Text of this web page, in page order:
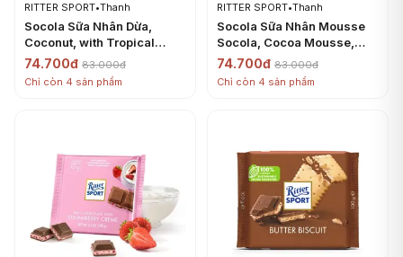
RITTER SPORT•Thanh
Socola Sữa Nhân Dừa,
Coconut, with Tropical
Coconut Flakes in a
Coconut & Milk Filling, 3.5
oz (100g) - RITTER SPORT
74.700đ 83.000đ
Chỉ còn 4 sản phẩm
RITTER SPORT•Thanh
Socola Sữa Nhân Mousse
Socola, Cocoa Mousse,
with Fine Whipped Cocoa
Creme, 3.5 oz (100g) -
RITTER SPORT
74.700đ 83.000đ
Chỉ còn 4 sản phẩm